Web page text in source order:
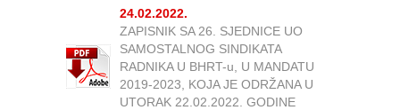
24.02.2022.
ZAPISNIK SA 26. SJEDNICE UO
SAMOSTALNOG SINDIKATA
RADNIKA U BHRT-u, U MANDATU
2019-2023, KOJA JE ODRŽANA U
UTORAK 22.02.2022. GODINE